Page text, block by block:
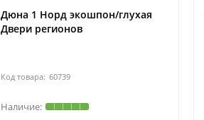
Дюна 1 Норд экошпон/глухая
Двери регионов
60739